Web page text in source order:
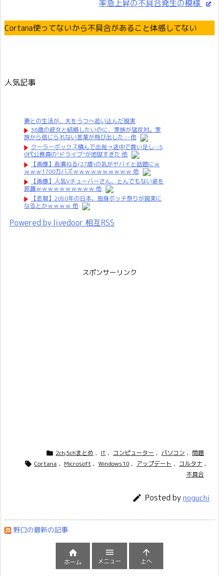
率急上昇の不具合発生の模様
Cortana使ってないから不具合があること体感してない
人気記事
妻との生活が、夫をうつへ追い込んだ現実
36歳の彼女と結婚したいのに、家族が猛反対。家
族から信じられない言葉が飛び出した… 他
クーラーボックス積んで出発→途中で買い足し…5
0代公務員の“ドライブ”が地獄すぎた 他
【画像】長濱ねる(27歳)の乳がヤバイと話題にｗ
ｗｗｗ1700万バズｗｗｗｗｗｗｗｗｗｗ 他
【画像】人気Vチューバーさん、とんでもない姿を
披露ｗｗｗｗｗｗｗｗｗｗ 他
【悲報】2050年の日本、独身ボッチ祭りが現実に
なるとかｗｗｗｗ 他
Powered by livedoor 相互RSS
スポンサーリンク
 2ch,5chまとめ , IT , コンピューター , パソコン , 問題
 Cortana , Microsoft , Windows10 , アップデート , コルタナ ,
不具合
 Posted bynoguchi
野口の最新の記事

ホーム

メニュー

上へ